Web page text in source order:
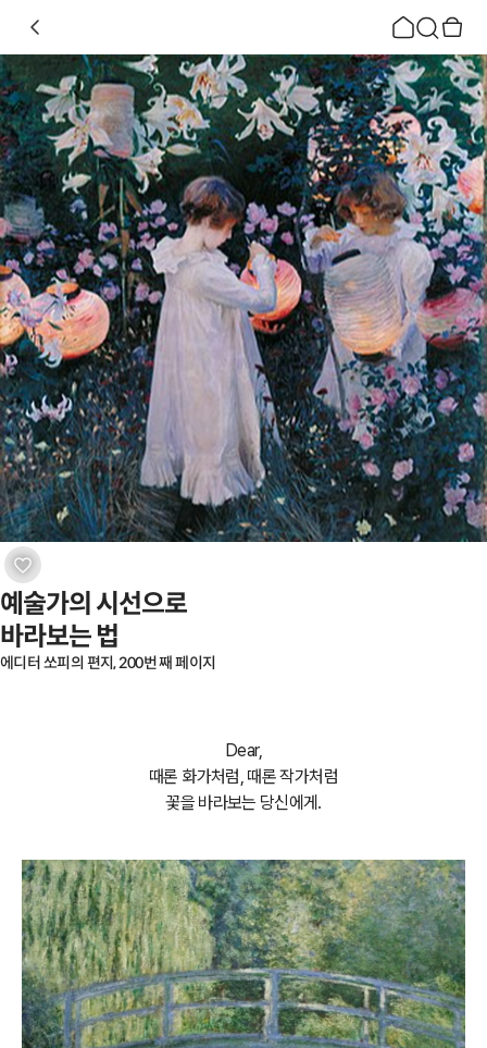
예술가의 시선으로
바라보는 법
에디터 쏘피의 편지, 200번 째 페이지
Dear,
때론 화가처럼, 때론 작가처럼
꽃을 바라보는 당신에게.